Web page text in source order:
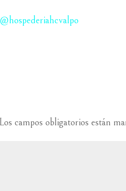
@hospederiahcvalpo
Los campos obligatorios están